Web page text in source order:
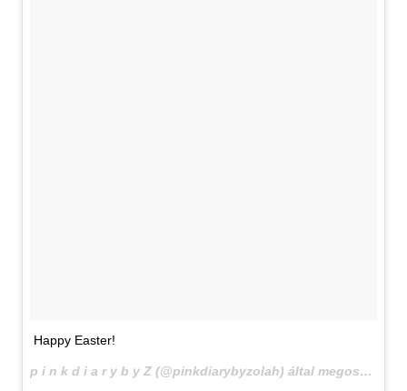
Happy Easter!
p i n k d i a r y b y Z (@pinkdiarybyzolah) által megosztott bejegyzés,